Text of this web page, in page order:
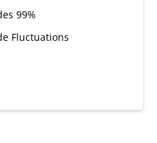
99%
Fluctuations